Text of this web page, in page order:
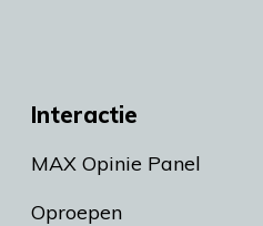
Interactie
MAX Opinie Panel
Oproepen